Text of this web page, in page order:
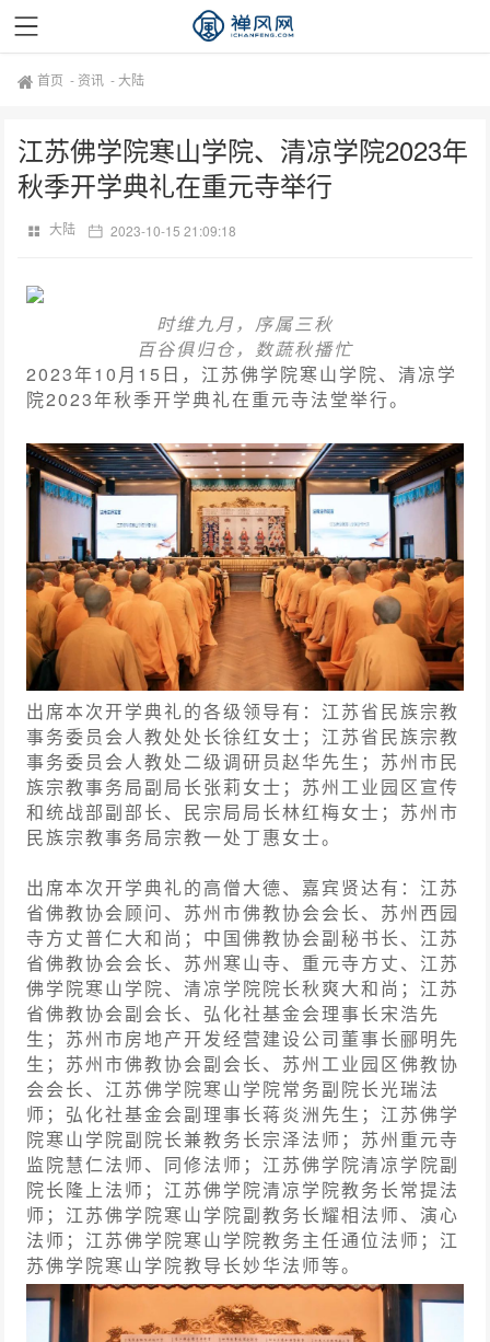
首页 - 资讯 -大陆
江苏佛学院寒山学院、清凉学院2023年
秋季开学典礼在重元寺举行
大陆 2023-10-15 21:09:18
时维九月，序属三秋
百谷俱归仓，数蔬秋播忙
2023年10月15日，江苏佛学院寒山学院、清凉学
院2023年秋季开学典礼在重元寺法堂举行。
出席本次开学典礼的各级领导有：江苏省民族宗教
事务委员会人教处处长徐红女士；江苏省民族宗教
事务委员会人教处二级调研员赵华先生；苏州市民
族宗教事务局副局长张莉女士；苏州工业园区宣传
和统战部副部长、民宗局局长林红梅女士；苏州市
民族宗教事务局宗教一处丁惠女士。
出席本次开学典礼的高僧大德、嘉宾贤达有：江苏
省佛教协会顾问、苏州市佛教协会会长、苏州西园
寺方丈普仁大和尚；中国佛教协会副秘书长、江苏
省佛教协会会长、苏州寒山寺、重元寺方丈、江苏
佛学院寒山学院、清凉学院院长秋爽大和尚；江苏
省佛教协会副会长、弘化社基金会理事长宋浩先
生；苏州市房地产开发经营建设公司董事长郦明先
生；苏州市佛教协会副会长、苏州工业园区佛教协
会会长、江苏佛学院寒山学院常务副院长光瑞法
师；弘化社基金会副理事长蒋炎洲先生；江苏佛学
院寒山学院副院长兼教务长宗泽法师；苏州重元寺
监院慧仁法师、同修法师；江苏佛学院清凉学院副
院长隆上法师；江苏佛学院清凉学院教务长常提法
师；江苏佛学院寒山学院副教务长耀相法师、演心
法师；江苏佛学院寒山学院教务主任通位法师；江
苏佛学院寒山学院教导长妙华法师等。